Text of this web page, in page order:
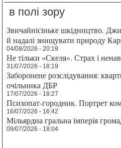
в полі зору
Звичайнісіньке шкідництво.
й надалі знищувати природу
04/08/2026 - 20:19
Не тільки «Скеля». Страх і
31/07/2026 - 18:19
Заборонене розслідування:
очільника ДБР
17/07/2026 - 18:27
Психопат-городник. Портрет
16/07/2026 - 16:42
Мільярдна гральна імперія
09/07/2026 - 18:04